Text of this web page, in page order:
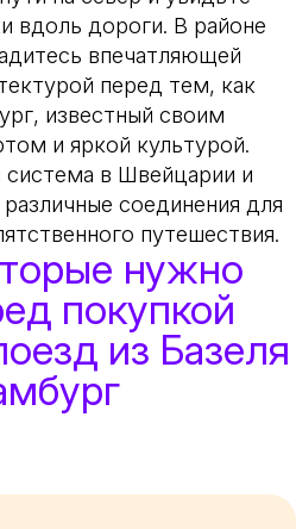
вдоль дороги. В районе
впечатляющей
перед тем, как
известный своим
и яркой культурой.
в Швейцарии и
соединения для
путешествия.
нужно
покупкой
из Базеля